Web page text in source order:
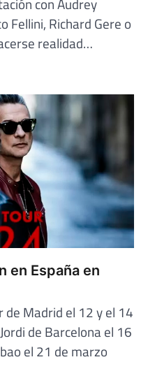
con Audrey
Fellini, Richard Gere o
realidad…
en España en
de Madrid el 12 y el 14
de Barcelona el 16
el 21 de marzo